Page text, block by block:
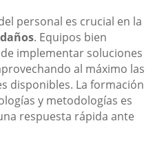
personal es crucial en la
. Equipos bien
implementar soluciones
al máximo las
disponibles. La formación
y metodologías es
respuesta rápida ante